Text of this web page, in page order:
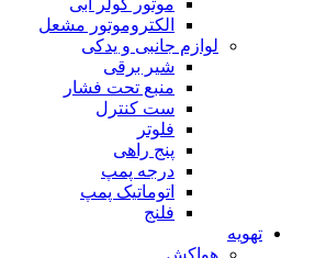
موتور کولر آبی
الکتروموتور مشعل
لوازم جانبی و یدکی
شیر برقی
منبع تحت فشار
ست کنترل
فلوتر
پنج راهی
درجه پمپ
اتوماتیک پمپ
فلنج
تهویه